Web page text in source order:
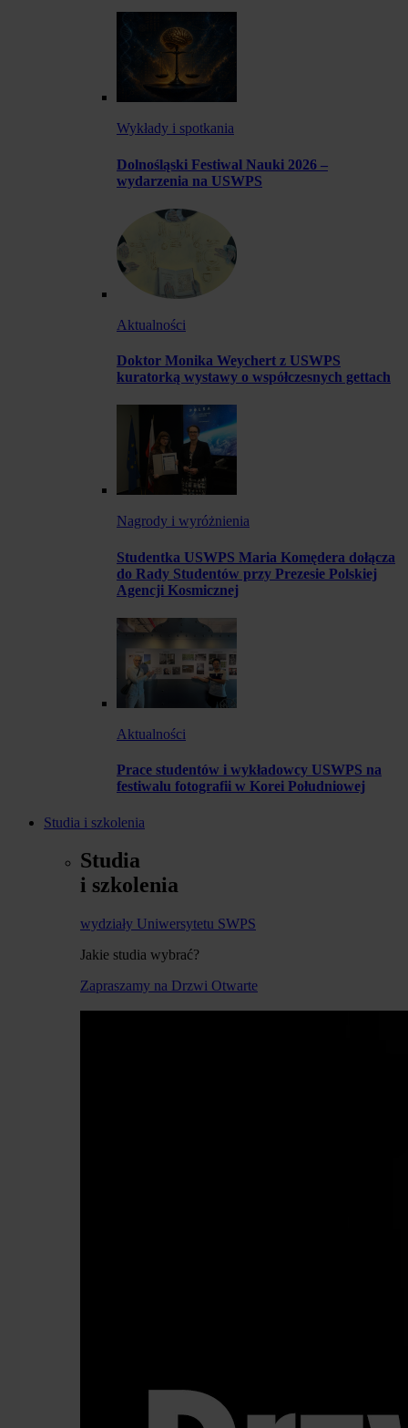
Wykłady i spotkania
Dolnośląski Festiwal Nauki 2026 –
wydarzenia na USWPS
Aktualności
Doktor Monika Weychert z USWPS
kuratorką wystawy o współczesnych gettach
Nagrody i wyróżnienia
Studentka USWPS Maria Komędera dołącza
do Rady Studentów przy Prezesie Polskiej
Agencji Kosmicznej
Aktualności
Prace studentów i wykładowcy USWPS na
festiwalu fotografii w Korei Południowej
Studia i szkolenia
Studia
i szkolenia
wydziały Uniwersytetu SWPS
Jakie studia wybrać?
Zapraszamy na Drzwi Otwarte